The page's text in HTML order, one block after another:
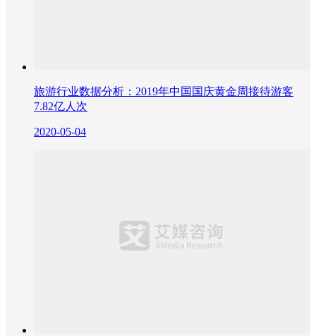
旅游行业数据分析：2019年中国国庆黄金周接待游客
7.82亿人次
2020-05-04